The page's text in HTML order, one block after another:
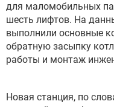
для маломобильных
шесть лифтов. На
выполнили основные
обратную засыпку
работы и монтаж
Новая станция, по